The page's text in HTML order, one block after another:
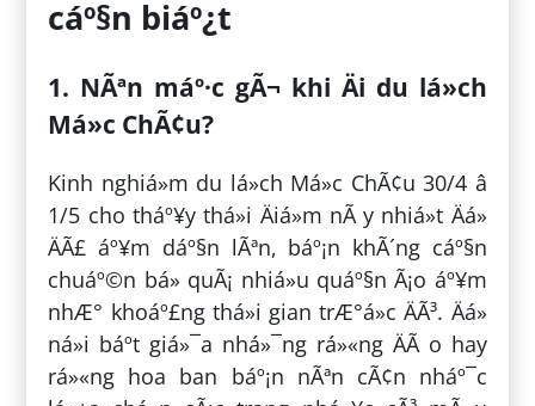
cáº§n biáº¿t
1. NÃªn máº·c gÃ¬ khi Äi du lá»ch
Má»c ChÃ¢u?
Kinh nghiá»m du lá»ch Má»c ChÃ¢u 30/4 â
1/5 cho tháº¥y thá»i Äiá»m nÃ y nhiá»t Äá»
ÄÃ£ áº¥m dáº§n lÃªn, báº¡n khÃ´ng cáº§n
chuáº©n bá» quÃ¡ nhiá»u quáº§n Ã¡o áº¥m
nhÆ° khoáº£ng thá»i gian trÆ°á»c ÄÃ³. Äá»
ná»i báº­t giá»¯a nhá»¯ng rá»«ng ÄÃ o hay
rá»«ng hoa ban báº¡n nÃªn cÃ¢n nháº¯c